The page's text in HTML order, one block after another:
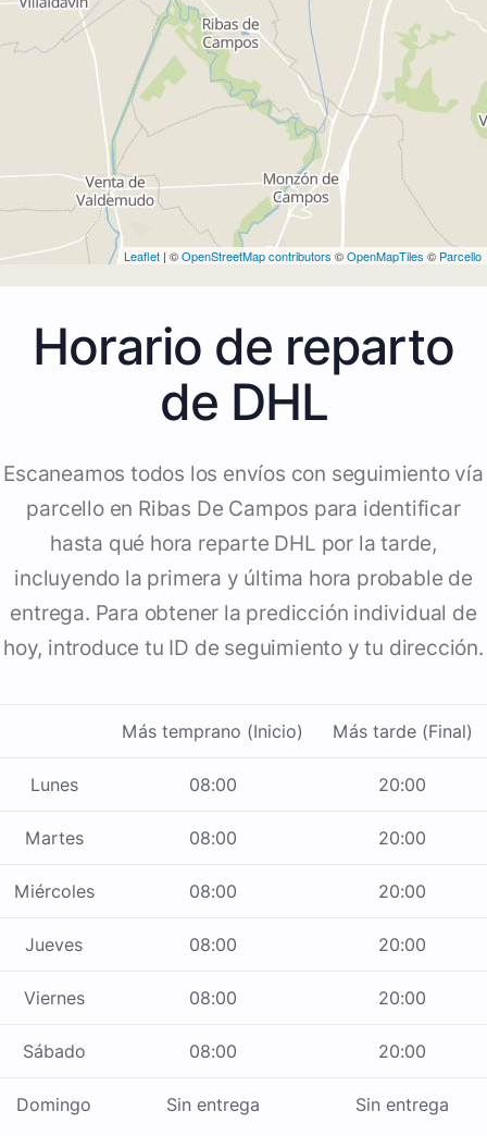
Leaflet | ©OpenStreetMap contributors ©OpenMapTiles © Parcello
Horario de reparto
de DHL
Escaneamos todos los envíos con seguimiento vía
parcello en Ribas De Campos para identificar
hasta qué hora reparte DHL por la tarde,
incluyendo la primera y última hora probable de
entrega. Para obtener la predicción individual de
hoy, introduce tu ID de seguimiento y tu dirección.
Más temprano (Inicio) Más tarde (Final)
Lunes 08:00 20:00
Martes 08:00 20:00
Miércoles 08:00 20:00
Jueves 08:00 20:00
Viernes 08:00 20:00
Sábado 08:00 20:00
Domingo Sin entrega Sin entrega